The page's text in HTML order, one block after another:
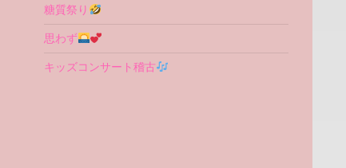
糖質祭り
思わず
キッズコンサート稽古